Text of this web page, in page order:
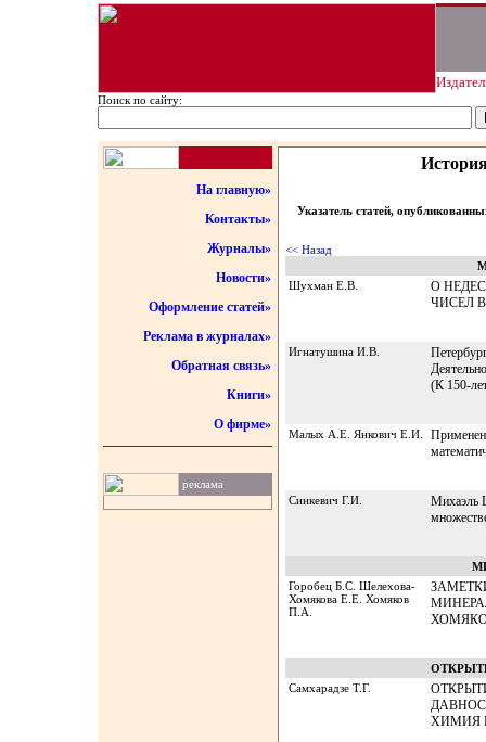
Поиск по сайту:
На главную»
Контакты»
Журналы»
Новости»
Оформление статей»
Реклама в журналах»
Обратная связь»
Книги»
О фирме»
реклама
Указатель статей,
<< Назад
Шухман Е.В.
О
ЧИСЕЛ
Игнатушина И.В.
(К 150-
Малых А.Е. Янкович Е.И.
Синкевич Г.И.
Михаэль
Горобец Б.С. Шелехова-
Хомякова Е.Е. Хомяков
П.А.
Самхарадзе Т.Г.
ХИМИЯ